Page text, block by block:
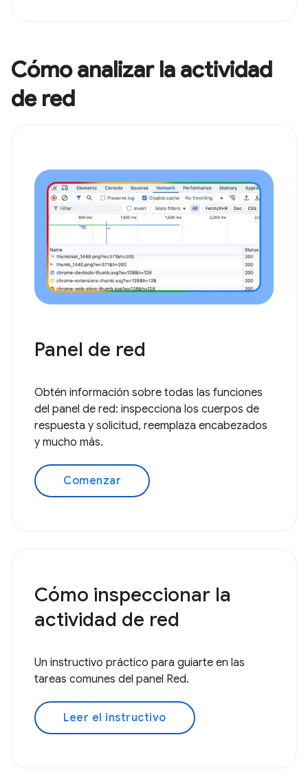
Cómo analizar la actividad
de red
Panel de red
Obtén información sobre todas las funciones
del panel de red: inspecciona los cuerpos de
respuesta y solicitud, reemplaza encabezados
y mucho más.
Comenzar
Cómo inspeccionar la
actividad de red
Un instructivo práctico para guiarte en las
tareas comunes del panel Red.
Leer el instructivo